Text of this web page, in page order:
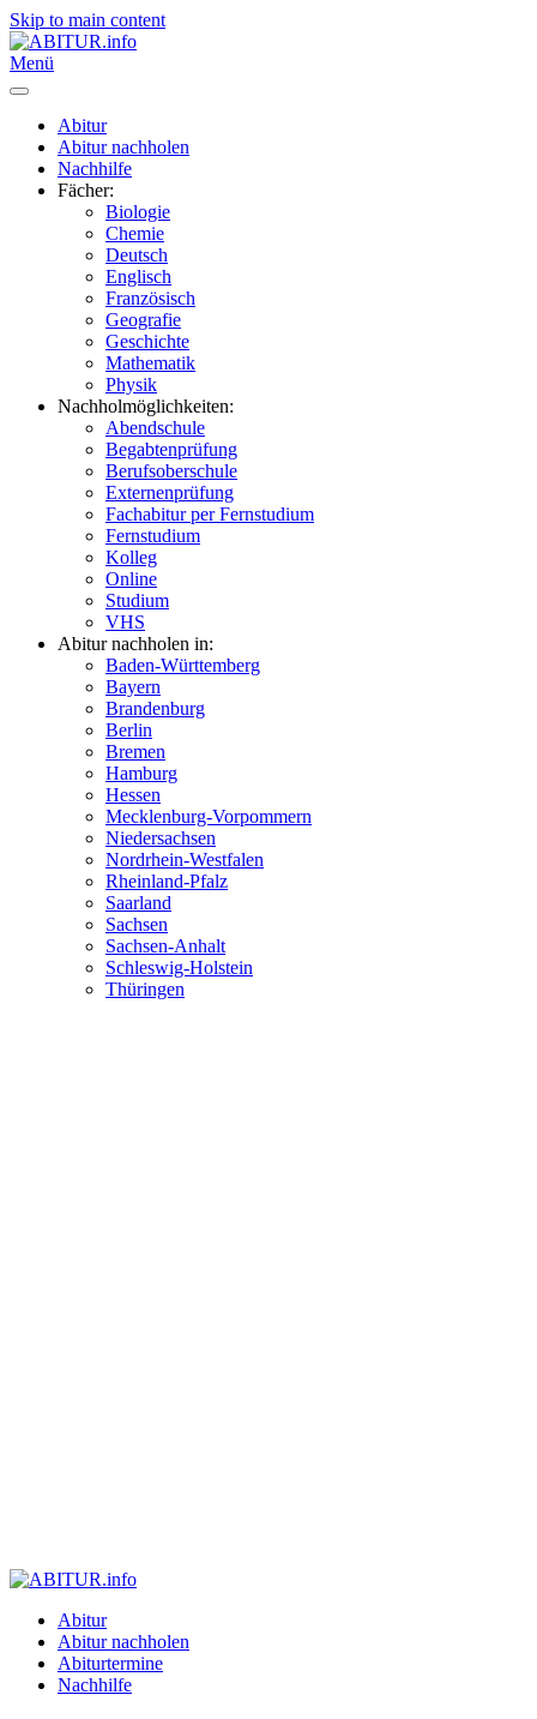
Skip to main content
Menü
Abitur
Abitur nachholen
Nachhilfe
Fächer:
Biologie
Chemie
Deutsch
Englisch
Französisch
Geografie
Geschichte
Mathematik
Physik
Nachholmöglichkeiten:
Abendschule
Begabtenprüfung
Berufsoberschule
Externenprüfung
Fachabitur per Fernstudium
Fernstudium
Kolleg
Online
Studium
VHS
Abitur nachholen in:
Baden-Württemberg
Bayern
Brandenburg
Berlin
Bremen
Hamburg
Hessen
Mecklenburg-Vorpommern
Niedersachsen
Nordrhein-Westfalen
Rheinland-Pfalz
Saarland
Sachsen
Sachsen-Anhalt
Schleswig-Holstein
Thüringen
Abitur
Abitur nachholen
Abiturtermine
Nachhilfe